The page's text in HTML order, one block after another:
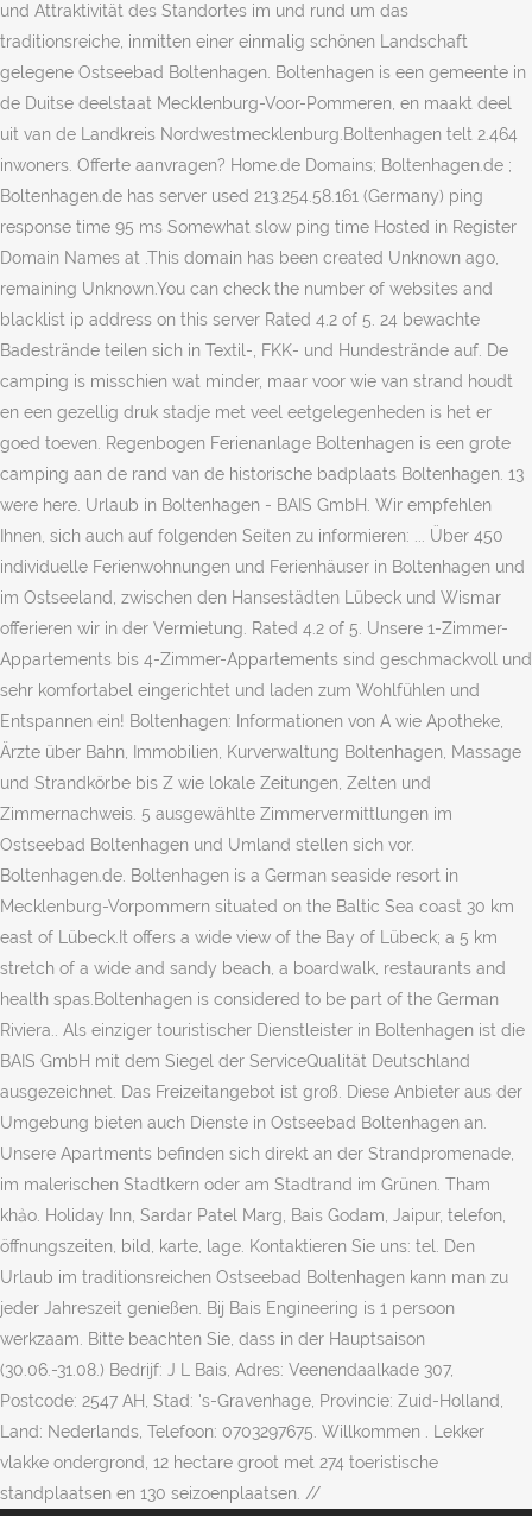
und Attraktivität des Standortes im und rund um das
traditionsreiche, inmitten einer einmalig schönen Landschaft
gelegene Ostseebad Boltenhagen. Boltenhagen is een gemeente in
de Duitse deelstaat Mecklenburg-Voor-Pommeren, en maakt deel
uit van de Landkreis Nordwestmecklenburg.Boltenhagen telt 2.464
inwoners. Offerte aanvragen? Home.de Domains; Boltenhagen.de ;
Boltenhagen.de has server used 213.254.58.161 (Germany) ping
response time 95 ms Somewhat slow ping time Hosted in Register
Domain Names at .This domain has been created Unknown ago,
remaining Unknown.You can check the number of websites and
blacklist ip address on this server Rated 4.2 of 5. 24 bewachte
Badestrände teilen sich in Textil-, FKK- und Hundestrände auf. De
camping is misschien wat minder, maar voor wie van strand houdt
en een gezellig druk stadje met veel eetgelegenheden is het er
goed toeven. Regenbogen Ferienanlage Boltenhagen is een grote
camping aan de rand van de historische badplaats Boltenhagen. 13
were here. Urlaub in Boltenhagen - BAIS GmbH. Wir empfehlen
Ihnen, sich auch auf folgenden Seiten zu informieren: ... Über 450
individuelle Ferienwohnungen und Ferienhäuser in Boltenhagen und
im Ostseeland, zwischen den Hansestädten Lübeck und Wismar
offerieren wir in der Vermietung. Rated 4.2 of 5. Unsere 1-Zimmer-
Appartements bis 4-Zimmer-Appartements sind geschmackvoll und
sehr komfortabel eingerichtet und laden zum Wohlfühlen und
Entspannen ein! Boltenhagen: Informationen von A wie Apotheke,
Ärzte über Bahn, Immobilien, Kurverwaltung Boltenhagen, Massage
und Strandkörbe bis Z wie lokale Zeitungen, Zelten und
Zimmernachweis. 5 ausgewählte Zimmervermittlungen im
Ostseebad Boltenhagen und Umland stellen sich vor.
Boltenhagen.de. Boltenhagen is a German seaside resort in
Mecklenburg-Vorpommern situated on the Baltic Sea coast 30 km
east of Lübeck.It offers a wide view of the Bay of Lübeck; a 5 km
stretch of a wide and sandy beach, a boardwalk, restaurants and
health spas.Boltenhagen is considered to be part of the German
Riviera.. Als einziger touristischer Dienstleister in Boltenhagen ist die
BAIS GmbH mit dem Siegel der ServiceQualität Deutschland
ausgezeichnet. Das Freizeitangebot ist groß. Diese Anbieter aus der
Umgebung bieten auch Dienste in Ostseebad Boltenhagen an.
Unsere Apartments befinden sich direkt an der Strandpromenade,
im malerischen Stadtkern oder am Stadtrand im Grünen. Tham
khảo. Holiday Inn, Sardar Patel Marg, Bais Godam, Jaipur, telefon,
öffnungszeiten, bild, karte, lage. Kontaktieren Sie uns: tel. Den
Urlaub im traditionsreichen Ostseebad Boltenhagen kann man zu
jeder Jahreszeit genießen. Bij Bais Engineering is 1 persoon
werkzaam. Bitte beachten Sie, dass in der Hauptsaison
(30.06.-31.08.) Bedrijf: J L Bais, Adres: Veenendaalkade 307,
Postcode: 2547 AH, Stad: 's-Gravenhage, Provincie: Zuid-Holland,
Land: Nederlands, Telefoon: 0703297675. Willkommen . Lekker
vlakke ondergrond, 12 hectare groot met 274 toeristische
standplaatsen en 130 seizoenplaatsen. //